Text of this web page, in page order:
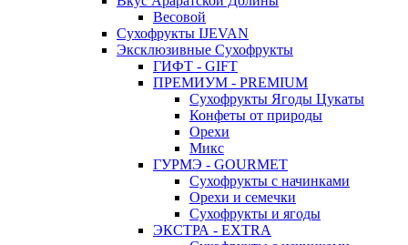
Весовой
Сухофрукты IJEVAN
Эксклюзивные Сухофрукты
ГИФТ - GIFT
ПРЕМИУМ - PREMIUM
Сухофрукты Ягоды Цукаты
Конфеты от природы
Орехи
Микс
ГУРМЭ - GOURMET
Сухофрукты с начинками
Орехи и семечки
Сухофрукты и ягоды
ЭКСТРА - EXTRA